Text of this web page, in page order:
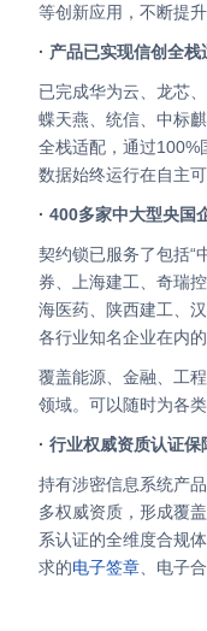
等创新应用，不断提升
· 产品已实现信创全栈
已完成华为云、龙芯、达梦数据库、人大金仓、中科红旗、金
蝶天燕、统信、中标
全栈适配，通过100%
数据始终运行在自主
· 400多家中大型央国
契约锁已服务了包括“中国石油、国贸控股、中国海油、中信证
券、上海建工、奇瑞
海医药、陕西建工、
各行业知名企业在内
覆盖能源、金融、工程、制造、航空、交通、检验检测等各个
领域。可以随时为各
· 行业权威资质认证保
持有涉密信息系统产品检测证书、商用密码认证、CMMI3等众
多权威资质，形成覆
系认证的全维度合规
求的电子签章 、电子